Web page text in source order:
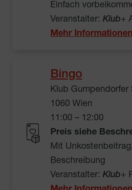
Einfach
Veranstalter: Klub+
Mehr Informationen
Bingo
Klub Gumpendorfer
1060 Wien
11:00 – 12:00
Preis siehe
Mit
Beschreibung
Veranstalter: Klub+